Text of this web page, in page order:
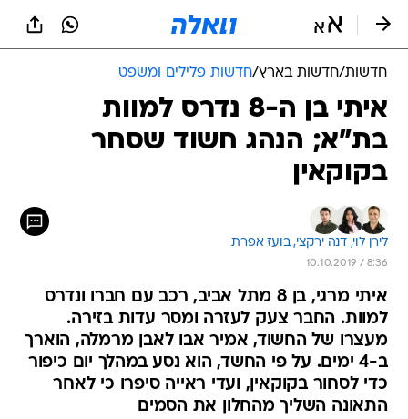
חדשות/חדשות בארץ/חדשות פלילים ומשפט
איתי בן ה-8 נדרס למוות
בת"א; הנהג חשוד שסחר
בקוקאין
לירן לוי, דנה ירקצי, בועז אפרת
10.10.2019 / 8:36
איתי מרגי, בן 8 מתל אביב, רכב עם חברו ונדרס
למוות. החבר צעק לעזרה ומסר עדות בזירה.
מעצרו של החשוד, אמיר אבו לאבן מרמלה, הוארך
ב-4 ימים. על פי החשד, הוא נסע במהלך יום כיפור
כדי לסחור בקוקאין, ועדי ראייה סיפרו כי לאחר
התאונה השליך מהחלון את הסמים